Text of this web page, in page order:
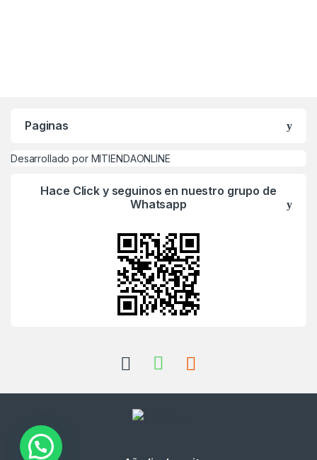
Paginas
Desarrollado por MITIENDAONLINE
Hace Click y seguinos en nuestro grupo de
Whatsapp